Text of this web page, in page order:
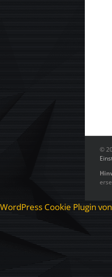
©
WordPress Cookie Plugin